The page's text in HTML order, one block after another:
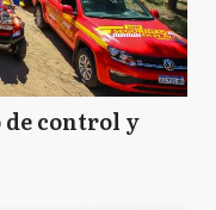
de control y